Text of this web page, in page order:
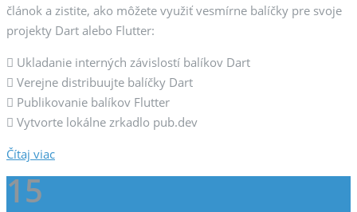
článok a zistite, ako môžete využiť vesmírne balíčky pre svoje
projekty Dart alebo Flutter:
 Ukladanie interných závislostí balíkov Dart
 Verejne distribuujte balíčky Dart
 Publikovanie balíkov Flutter
 Vytvorte lokálne zrkadlo pub.dev
Čítaj viac
15